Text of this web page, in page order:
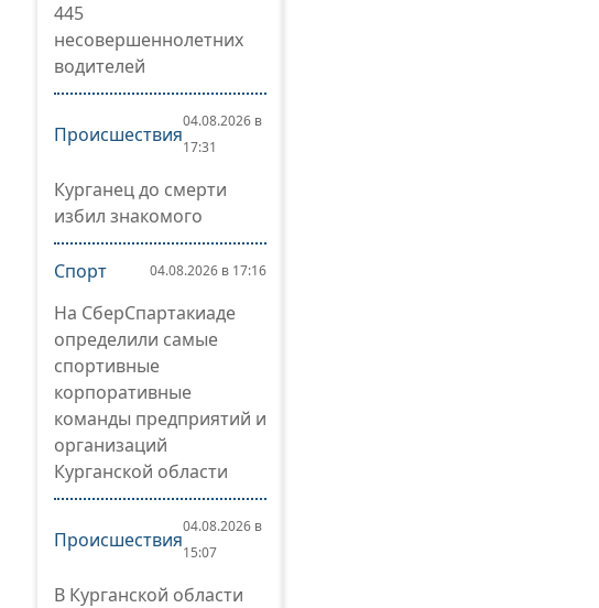
445
несовершеннолетних
водителей
Происшествия
04.08.2026 в
17:31
Курганец до смерти
избил знакомого
Спорт 04.08.2026 в 17:16
На СберСпартакиаде
определили самые
спортивные
корпоративные
команды предприятий и
организаций
Курганской области
Происшествия
04.08.2026 в
15:07
В Курганской области